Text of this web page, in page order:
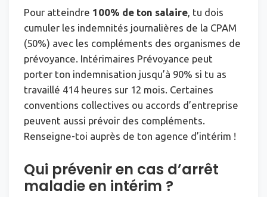
Pour atteindre 100% de ton salaire, tu dois
cumuler les indemnités journalières de la CPAM
(50%) avec les compléments des organismes de
prévoyance. Intérimaires Prévoyance peut
porter ton indemnisation jusqu’à 90% si tu as
travaillé 414 heures sur 12 mois. Certaines
conventions collectives ou accords d’entreprise
peuvent aussi prévoir des compléments.
Renseigne-toi auprès de ton agence d’intérim !
Qui prévenir en cas d’arrêt
maladie en intérim ?